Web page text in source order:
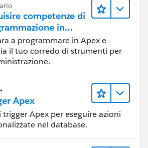
competenze di
in
a programmare in Apex e
il tuo corredo di strumenti per
Apex
trigger Apex per eseguire azioni
nel database.